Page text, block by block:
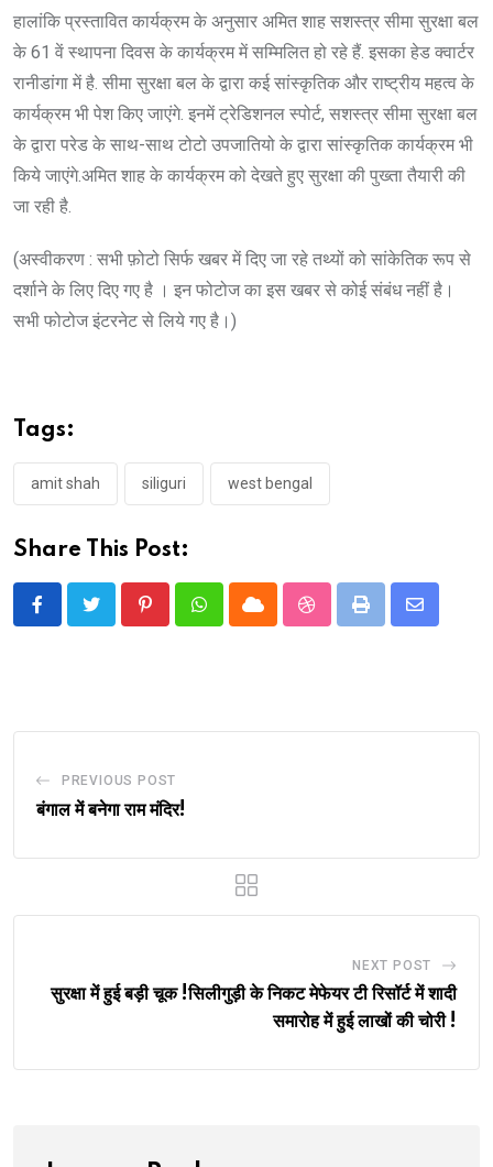
हालांकि प्रस्तावित कार्यक्रम के अनुसार अमित शाह सशस्त्र सीमा सुरक्षा बल
के 61 वें स्थापना दिवस के कार्यक्रम में सम्मिलित हो रहे हैं. इसका हेड क्वार्टर
रानीडांगा में है. सीमा सुरक्षा बल के द्वारा कई सांस्कृतिक और राष्ट्रीय महत्व के
कार्यक्रम भी पेश किए जाएंगे. इनमें ट्रेडिशनल स्पोर्ट, सशस्त्र सीमा सुरक्षा बल
के द्वारा परेड के साथ-साथ टोटो उपजातियो के द्वारा सांस्कृतिक कार्यक्रम भी
किये जाएंगे.अमित शाह के कार्यक्रम को देखते हुए सुरक्षा की पुख्ता तैयारी की
जा रही है.
(अस्वीकरण : सभी फ़ोटो सिर्फ खबर में दिए जा रहे तथ्यों को सांकेतिक रूप से
दर्शाने के लिए दिए गए है । इन फोटोज का इस खबर से कोई संबंध नहीं है।
सभी फोटोज इंटरनेट से लिये गए है।)
Tags:
amit shah siliguri west bengal
Share This Post:
PinterestWhatsappCloud StumbleUpon
Print
Share
PREVIOUS POST
बंगाल में बनेगा राम मंदिर!
NEXT POST
सुरक्षा में हुई बड़ी चूक !सिलीगुड़ी के निकट मेफेयर टी रिसॉर्ट में शादी
समारोह में हुई लाखों की चोरी !